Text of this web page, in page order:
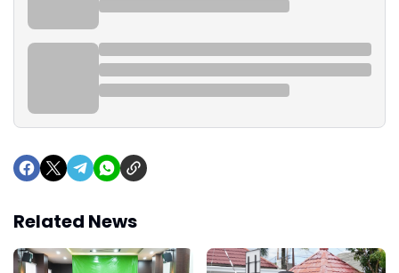
Related News